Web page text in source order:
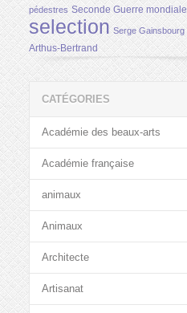
pédestres Seconde Guerre mondiale
selection Serge Gainsbourg
Arthus-Bertrand
CATÉGORIES
Académie des beaux-arts
Académie française
animaux
Animaux
Architecte
Artisanat